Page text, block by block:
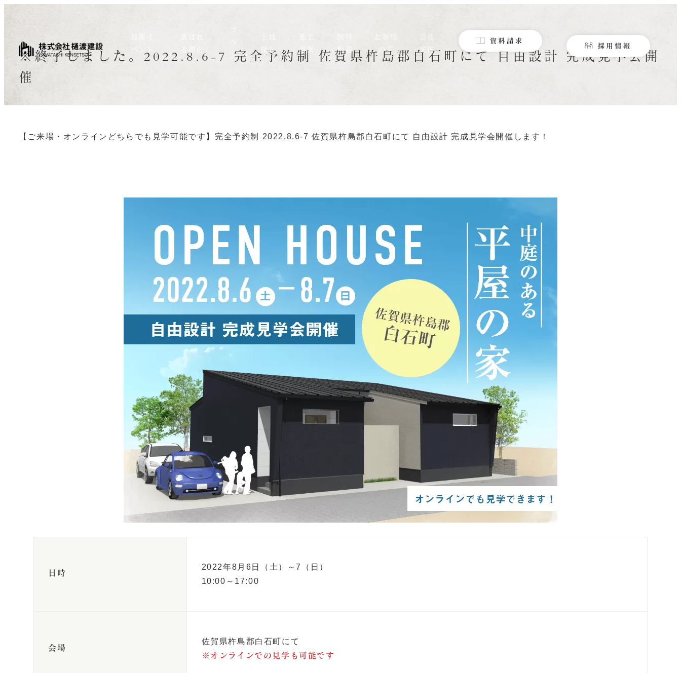
最新イ
ベント
ン
探し
事例
相談
お客様
の声
会社
案内
※終了しました。2022.8.6-7 完全予約制 佐賀県杵島郡白石町にて 自由設計 完成見学会開
催
【ご来場・オンラインどちらでも見学可能です】完全予約制 2022.8.6-7 佐賀県杵島郡白石町にて 自由設計 完成見学会開催します！
日時
2022年8月6日（土）～7（日）
10:00～17:00
会場
佐賀県杵島郡白石町にて
※オンラインでの見学も可能です